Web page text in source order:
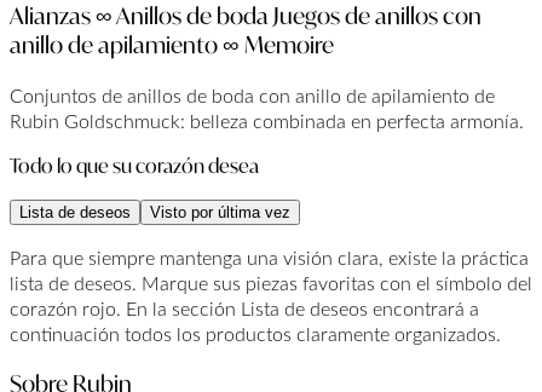
Alianzas ∞ Anillos de boda Juegos de anillos con
anillo de apilamiento ∞ Memoire
Conjuntos de anillos de boda con anillo de apilamiento de
Rubin Goldschmuck: belleza combinada en perfecta armonía.
Todo lo que su corazón desea
Lista de deseos Visto por última vez
Para que siempre mantenga una visión clara, existe la práctica
lista de deseos. Marque sus piezas favoritas con el símbolo del
corazón rojo. En la sección Lista de deseos encontrará a
continuación todos los productos claramente organizados.
Sobre Rubin